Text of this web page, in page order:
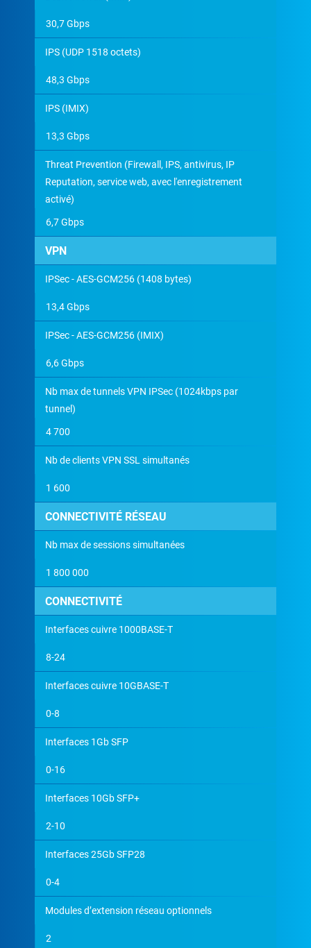
30,7 Gbps
IPS (UDP 1518 octets)
48,3 Gbps
IPS (IMIX)
13,3 Gbps
Threat Prevention (Firewall, IPS, antivirus, IP
Reputation, service web, avec l'enregistrement
activé)
6,7 Gbps
VPN
IPSec - AES-GCM256 (1408 bytes)
13,4 Gbps
IPSec - AES-GCM256 (IMIX)
6,6 Gbps
Nb max de tunnels VPN IPSec (1024kbps par
tunnel)
4 700
Nb de clients VPN SSL simultanés
1 600
CONNECTIVITÉ RÉSEAU
Nb max de sessions simultanées
1 800 000
CONNECTIVITÉ
Interfaces cuivre 1000BASE-T
8-24
Interfaces cuivre 10GBASE-T
0-8
Interfaces 1Gb SFP
0-16
Interfaces 10Gb SFP+
2-10
Interfaces 25Gb SFP28
0-4
Modules d’extension réseau optionnels
2